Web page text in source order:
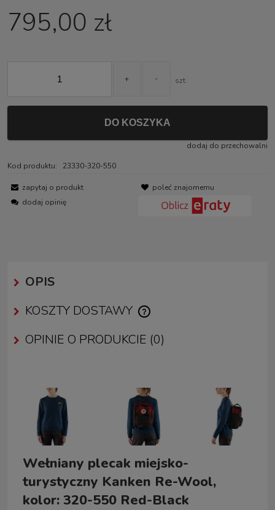
795,00 zł
+ - szt.
DO KOSZYKA
dodaj do przechowalni
Kod produktu: 23330-320-550
zapytaj o produkt
poleć znajomemu
dodaj opinię
OPIS
KOSZTY DOSTAWY
CENA NIE ZAWIERA EWENTUALNYCH KOSZTÓW PŁATNOŚCI
OPINIE O PRODUKCIE (0)
Wełniany plecak miejsko-
turystyczny Kanken Re-Wool,
kolor: 320-550 Red-Black